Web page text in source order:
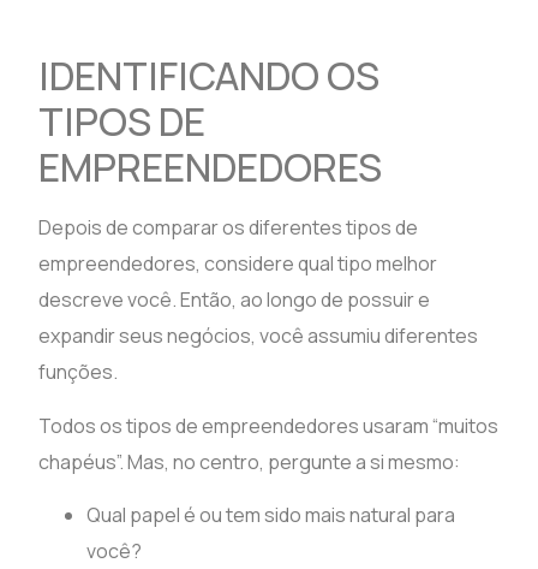
IDENTIFICANDO OS
TIPOS DE
EMPREENDEDORES
Depois de comparar os diferentes tipos de
empreendedores, considere qual tipo melhor
descreve você. Então, ao longo de possuir e
expandir seus negócios, você assumiu diferentes
funções.
Todos os tipos de empreendedores usaram “muitos
chapéus”. Mas, no centro, pergunte a si mesmo:
Qual papel é ou tem sido mais natural para
você?